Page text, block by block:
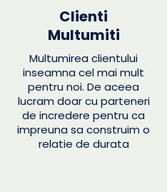
Clienti
Multumiti
Multumirea clientului
inseamna cel mai mult
pentru noi. De aceea
lucram doar cu parteneri
de incredere pentru ca
impreuna sa construim o
relatie de durata